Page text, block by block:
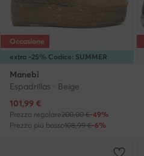
extra -25% Codice: SUMMER
Occasione
Manebi
Espadrillas · Beige
Prezzo attuale
101,99 €
Prezzo regolare200,00 €-49%
Prezzo più basso108,99 €-6%